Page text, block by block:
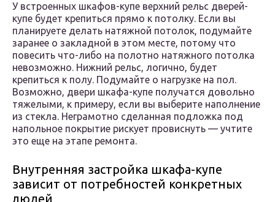
У встроенных шкафов-купе верхний рельс дверей-
купе будет крепиться прямо к потолку. Если вы
планируете делать натяжной потолок, подумайте
заранее о закладной в этом месте, потому что
повесить что-либо на полотно натяжного потолка
невозможно. Нижний рельс, логично, будет
крепиться к полу. Подумайте о нагрузке на пол.
Возможно, двери шкафа-купе получатся довольно
тяжелыми, к примеру, если вы выберите наполнение
из стекла. Неграмотно сделанная подложка под
напольное покрытие рискует провиснуть — учтите
это еще на этапе ремонта.
Внутренняя застройка шкафа-купе
зависит от потребностей конкретных
людей